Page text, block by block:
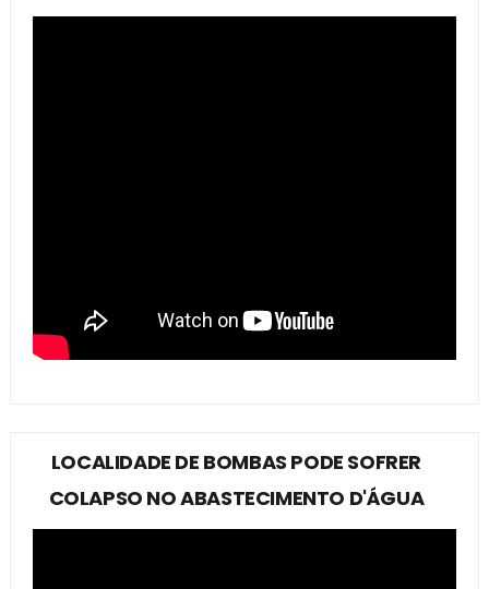
LOCALIDADE DE BOMBAS PODE SOFRER
COLAPSO NO ABASTECIMENTO D'ÁGUA